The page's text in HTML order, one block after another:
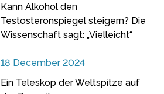
Kann Alkohol den
Testosteronspiegel steigern? Die
Wissenschaft sagt: „Vielleicht“
18 December 2024
Ein Teleskop der Weltspitze auf